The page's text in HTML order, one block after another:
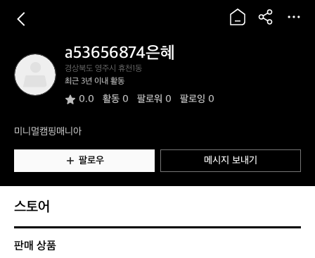
a
5
3
6
a53656874은혜
경상북도 영주시 휴천1동
최근 3년 이내 활동
0.0 활동 0 팔로워 0 팔로잉 0
미니멀캠핑매니아
팔로우 메시지 보내기
스토어
판매 상품